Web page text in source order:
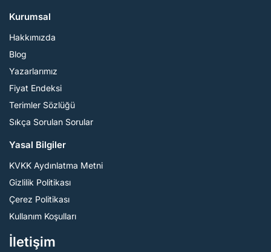
Kurumsal
Hakkımızda
Blog
Yazarlarımız
Fiyat Endeksi
Terimler Sözlüğü
Sıkça Sorulan Sorular
Yasal Bilgiler
KVKK Aydınlatma Metni
Gizlilik Politikası
Çerez Politikası
Kullanım Koşulları
İletişim